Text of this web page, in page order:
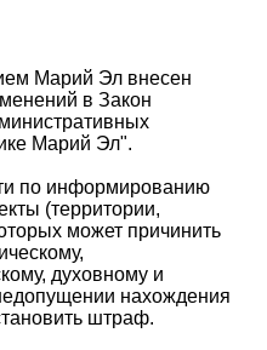
Марий Эл внесен
в Закон
Марий Эл".
по информированию
(территории,
может причинить
духовному и
нахождения
штраф.